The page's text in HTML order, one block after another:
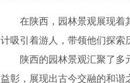
在陕西，园林景观展现着
计吸引着游人，带领他们探索
陕西的园林景观汇聚了
益彰，展现出古今交融的和谐